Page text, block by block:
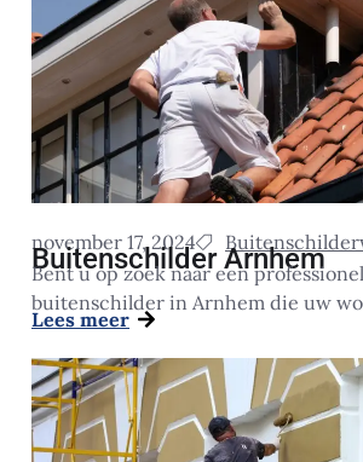
november 17, 2024
Buitenschilder Arnhem
Bent u op zoek naar een
buitenschilder in Arnhem die uw
Lees meer